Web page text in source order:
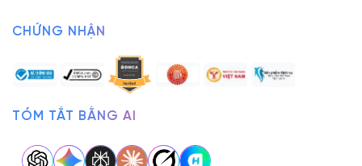
CHỨNG NHẬN
TÓM TẮT BẰNG AI